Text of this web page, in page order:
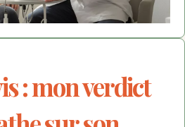
: mon verdict